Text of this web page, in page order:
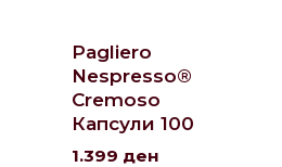
Pagliero
Nespresso®
Cremoso
Капсули 100
1.399 ден